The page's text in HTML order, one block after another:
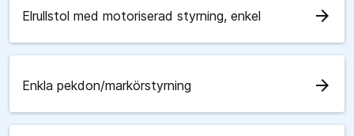
Elrullstol med motoriserad styrning, enkel arrow_forward
Enkla pekdon/markörstyrning arrow_forward